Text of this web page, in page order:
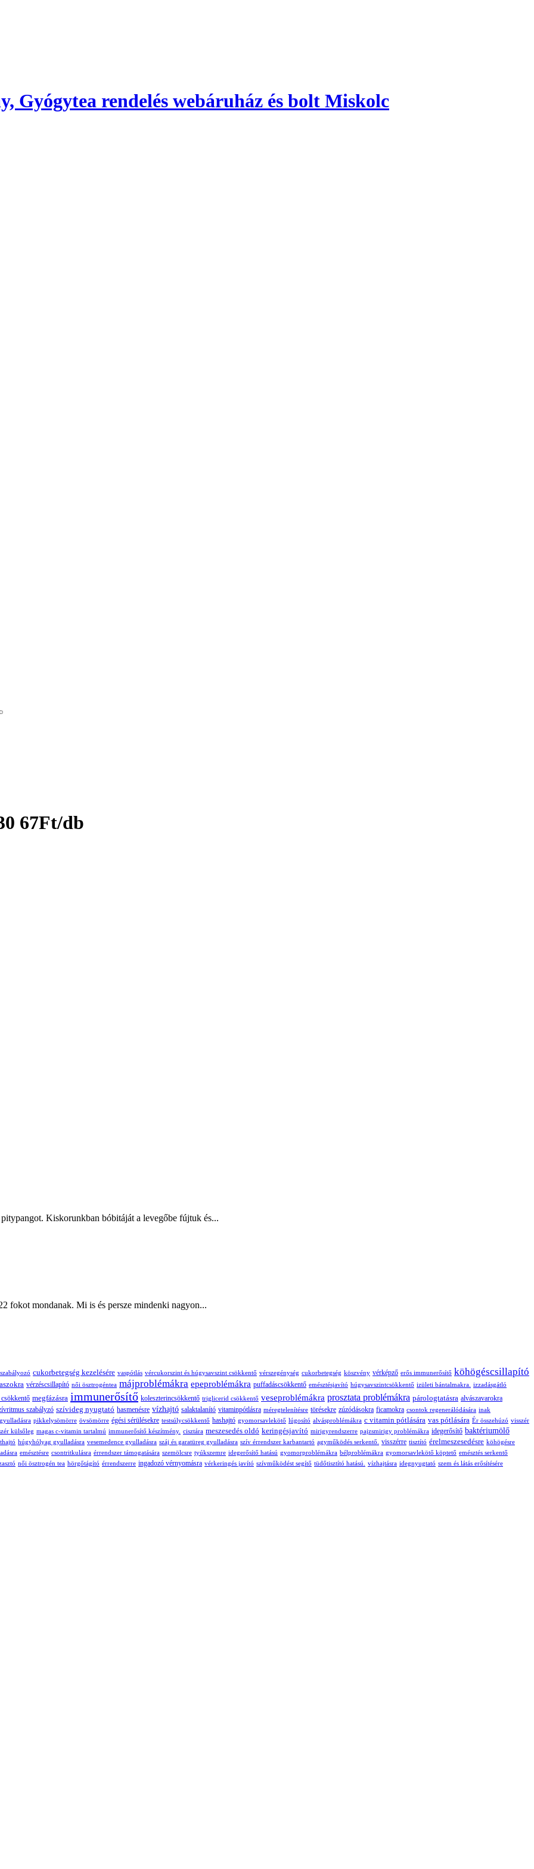
67Ft/db
Kiskorunkban bóbitáját a levegőbe fújtuk és...
fokot mondanak. Mi is és persze mindenki nagyon...
cukorbetegség kezelésére vaspótlás vércukorszint és húgysavszint csökkentő vérszegénység cukorbetegség köszvény vérképző erős immunerősítő köhögéscsillapító
vérzéscsillapító női ösztrogéntea májproblémákra epeproblémákra puffadáscsökkentő emésztésjavító húgysavszintcsökkentő izületi bántalmakra. izzadásgátló
megfázásra immunerősítő koleszterincsökkentő triglicerid csökkentő veseproblémákra prosztata problémákra párologtatásra alvászavarokra
szabályzó szívideg nyugtató hasmenésre vízhajtó salaktalanító vitaminpótlásra méregtelenítésre törésekre zúzódásokra ficamokra csontok regenerálódására inak
pikkelysömörre övsömörre égési sérülésekre testsúlycsökkentő hashajtó gyomorsavlekötő lúgosító alvásproblémákra c vitamin pótlására vas pótlására Ér összehúzó visszér
külsőleg magas c-vitamin tartalmú immunerősítő készítmény. cisztára meszesedés oldó keringésjavító mirigyrendszerre pajzsmirigy problémákra idegerősítő baktériumölő
húgyhólyag gyulladásra vesemedence gyulladásra száj és garatüreg gyulladásra szív érrendszer karbantartó agyműködés serkentő. visszérre tisztító érelmeszesedésre köhögésre
emésztésre csontritkulásra érrendszer támogatására szemölcsre tyúkszemre idegerősítő hatású gyomorproblémákra bélproblémákra gyomorsavlekötő köptető emésztés serkentő
női ösztrogén tea hörgőtágító érrendszerre ingadozó vérnyomásra vérkeringés javító szívműködést segítő tüdőtisztító hatású. vízhajtásra idegnyugtató szem és látás erősítésére